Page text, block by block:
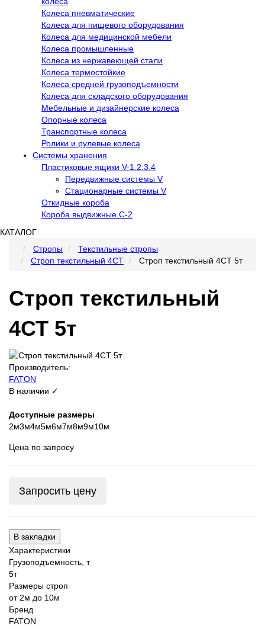
Колеса пневматические
Колеса для пищевого оборудования
Колеса для медицинской мебели
Колеса промышленные
Колеса из нержавеющей стали
Колеса термостойкие
Колеса средней грузоподъемности
Колеса для складского оборудования
Мебельные и дизайнерские колеса
Опорные колеса
Транспортные колеса
Ролики и рулевые колеса
Системы хранения
Пластиковые ящики V-1.2.3.4
Передвижные системы V
Стационарные системы V
Откидные короба
Короба выдвижные С-2
КАТАЛОГ
Стропы
Текстильные стропы
Строп текстильный 4СТ
Строп текстильный 4СТ 5т
Строп текстильный
4СТ 5т
Производитель:
FATON
В наличии ✓
Доступные размеры
2м3м4м5м6м7м8м9м10м
Цена по запросу
Запросить цену
В закладки
Характеристики
Грузоподъемность, т
5т
Размеры строп
от 2м до 10м
Бренд
FATON